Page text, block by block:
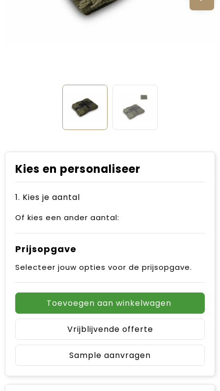
Zomergeschenken
Kies en personaliseer
1. Kies je aantal
Of kies een ander aantal:
Prijsopgave
Selecteer jouw opties voor de prijsopgave.
Toevoegen aan winkelwagen
Vrijblijvende offerte
Sample aanvragen